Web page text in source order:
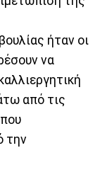
ήταν οι
να
από τις
την